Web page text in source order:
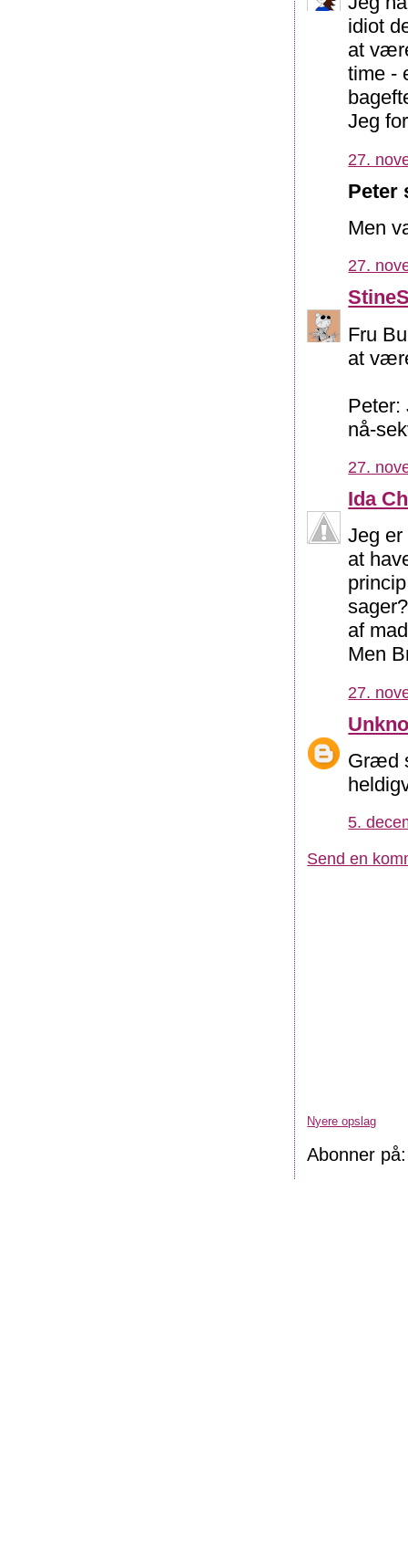
idiot
at
time -
Jeg
27.
Peter
Men
27.
Fru
at
Peter:
nå-
27.
Ida
Jeg
at
af
Men
27.
Græd
5.
Send en
Nyere opslag
Abonner